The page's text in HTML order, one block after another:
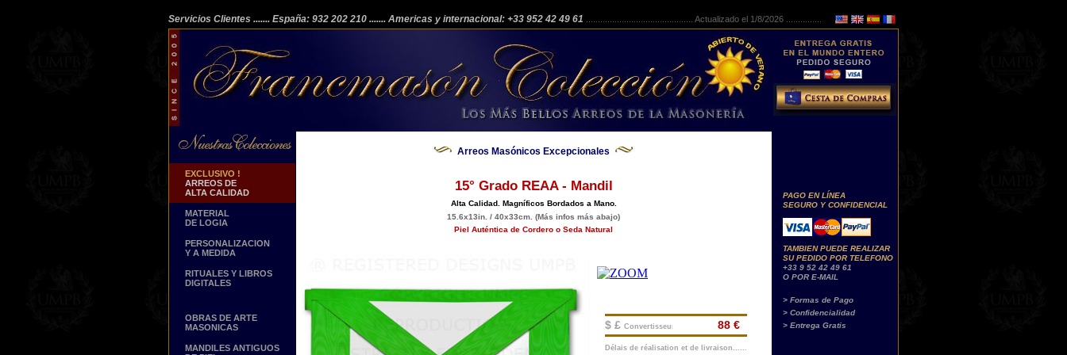
Servicios Clientes ....... España: 932 202 210 ....... Americas y internacional: +33 952 42 49 61 Actualizado el 1/8/2026 ...............
EXCLUSIVO !
ARREOS DE
ALTA CALIDAD
MATERIAL
DE LOGIA
PERSONALIZACION
Y A MEDIDA
RITUALES Y LIBROS
DIGITALES
OBRAS DE ARTE
MASONICAS
MANDILES ANTIGUOS
Arreos Masónicos Excepcionales
15° Grado REAA - Mandil
Alta Calidad. Magníficos Bordados a Mano.
15.6x13in. / 40x33cm. (Más infos más abajo)
Piel Auténtica de Cordero o Seda Natural
$ £ Convertisseur
Délais de réalisation et de livraison......
88 €
PAGO EN LÍNEA
SEGURO Y CONFIDENCIAL
TAMBIEN PUEDE REALIZAR
SU PEDIDO POR TELEFONO
+33 9 52 42 49 61
O POR E-MAIL
> Formas de Pago
> Confidencialidad
> Entrega Gratis